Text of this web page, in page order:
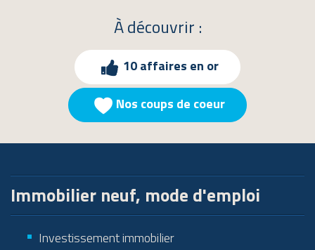
À découvrir :
10 affaires en or
Nos coups de coeur
Immobilier neuf, mode d'emploi
Investissement immobilier